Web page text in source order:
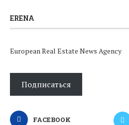
ERENA
European Real Estate News Agency
Подписаться
FACEBOOK